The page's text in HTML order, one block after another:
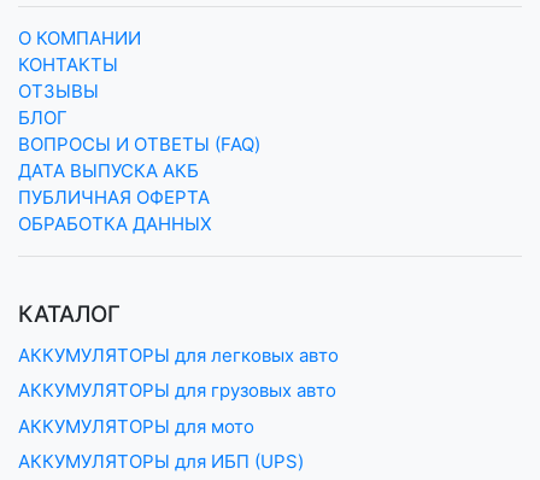
О КОМПАНИИ
КОНТАКТЫ
ОТЗЫВЫ
БЛОГ
ВОПРОСЫ И ОТВЕТЫ (FAQ)
ДАТА ВЫПУСКА АКБ
ПУБЛИЧНАЯ ОФЕРТА
ОБРАБОТКА ДАННЫХ
КАТАЛОГ
АККУМУЛЯТОРЫ для легковых авто
АККУМУЛЯТОРЫ для грузовых авто
АККУМУЛЯТОРЫ для мото
АККУМУЛЯТОРЫ для ИБП (UPS)